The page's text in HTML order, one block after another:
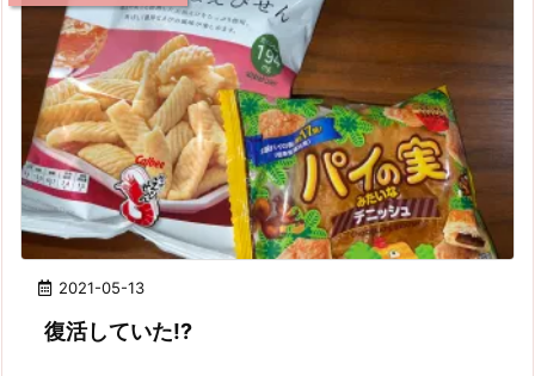
2021-05-13
復活していた!?